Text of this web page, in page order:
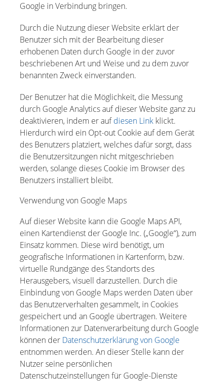
Google in Verbindung bringen.
Durch die Nutzung dieser Website erklärt der
Benutzer sich mit der Bearbeitung dieser
erhobenen Daten durch Google in der zuvor
beschriebenen Art und Weise und zu dem zuvor
benannten Zweck einverstanden.
Der Benutzer hat die Möglichkeit, die Messung
durch Google Analytics auf dieser Website ganz zu
deaktivieren, indem er aufdiesen Link klickt.
Hierdurch wird ein Opt-out Cookie auf dem Gerät
des Benutzers platziert, welches dafür sorgt, dass
die Benutzersitzungen nicht mitgeschrieben
werden, solange dieses Cookie im Browser des
Benutzers installiert bleibt.
Verwendung von Google Maps
Auf dieser Website kann die Google Maps API,
einen Kartendienst der Google Inc. („Google“), zum
Einsatz kommen. Diese wird benötigt, um
geografische Informationen in Kartenform, bzw.
virtuelle Rundgänge des Standorts des
Herausgebers, visuell darzustellen. Durch die
Einbindung von Google Maps werden Daten über
das Benutzerverhalten gesammelt, in Cookies
gespeichert und an Google übertragen. Weitere
Informationen zur Datenverarbeitung durch Google
können der Datenschutzerklärung von Google
entnommen werden. An dieser Stelle kann der
Nutzer seine persönlichen
Datenschutzeinstellungen für Google-Dienste